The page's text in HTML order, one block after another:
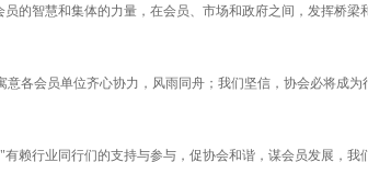
的智慧和集体的力量，在会员、市场和政府之间，发挥桥梁
各会员单位齐心协力，风雨同舟；我们坚信，协会必将成为
赖行业同行们的支持与参与，促协会和谐，谋会员发展，我